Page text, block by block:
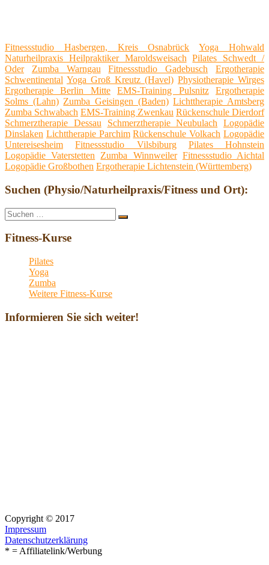
Fitnessstudio Hasbergen, Kreis Osnabrück
Yoga Hohwald
Naturheilpraxis Heilpraktiker Maroldsweisach
Pilates Schwedt /
Oder
Zumba Warngau Fitnessstudio Gadebusch
Ergotherapie
Schwentinental Yoga Groß Kreutz (Havel) Physiotherapie Wirges
Ergotherapie Berlin Mitte
EMS-Training Pulsnitz
Ergotherapie
Solms (Lahn) Zumba Geisingen (Baden) Lichttherapie Amtsberg
Zumba Schwabach EMS-Training Zwenkau Rückenschule Dierdorf
Schmerztherapie Dessau
Schmerztherapie Neubulach
Logopädie
Dinslaken Lichttherapie Parchim Rückenschule Volkach Logopädie
Untereisesheim
Fitnessstudio Vilsbiburg
Pilates Hohnstein
Logopädie Vaterstetten
Zumba Winnweiler Fitnessstudio Aichtal
Logopädie Großbothen Ergotherapie Lichtenstein (Württemberg)
Suchen (Physio/Naturheilpraxis/Fitness und Ort):
Suche
nach:
Suchen
Fitness-Kurse
Pilates
Yoga
Zumba
Weitere Fitness-Kurse
Informieren Sie sich weiter!
Copyright © 2017
Impressum
Datenschutzerklärung
* = Affiliatelink/Werbung